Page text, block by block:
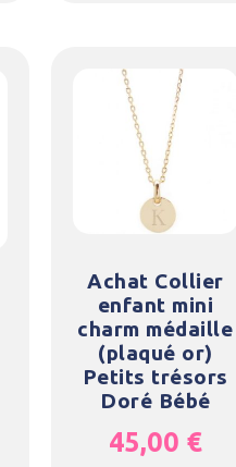
Achat Collier
enfant mini
charm médaille
(plaqué or)
Petits trésors
Doré Bébé
45,00 €